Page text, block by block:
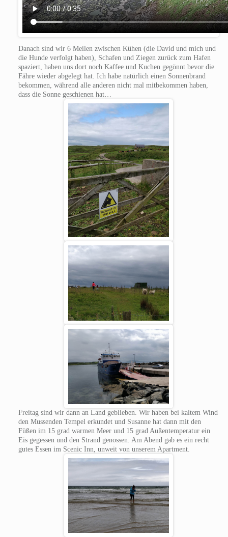
Danach sind wir 6 Meilen zwischen Kühen (die David und mich und
die Hunde verfolgt haben), Schafen und Ziegen zurück zum Hafen
spaziert, haben uns dort noch Kaffee und Kuchen gegönnt bevor die
Fähre wieder abgelegt hat. Ich habe natürlich einen Sonnenbrand
bekommen, während alle anderen nicht mal mitbekommen haben,
dass die Sonne geschienen hat…
Freitag sind wir dann an Land geblieben. Wir haben bei kaltem Wind
den Mussenden Tempel erkundet und Susanne hat dann mit den
Füßen im 15 grad warmen Meer und 15 grad Außentemperatur ein
Eis gegessen und den Strand genossen. Am Abend gab es ein recht
gutes Essen im Scenic Inn, unweit von unserem Apartment.